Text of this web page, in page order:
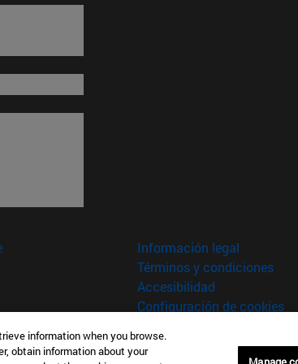
Información legal
Términos y condiciones
Accesibilidad
Configuración de cookies
information when you browse.
obtain information about your